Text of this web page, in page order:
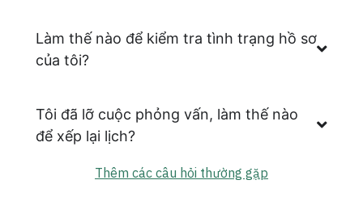
Làm thế nào để kiểm tra tình trạng hồ sơ
của tôi?
Tôi đã lỡ cuộc phỏng vấn, làm thế nào
để xếp lại lịch?
Thêm các câu hỏi thường gặp